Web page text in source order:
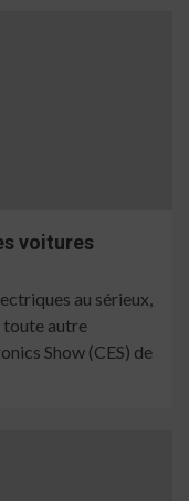
voitures
au sérieux,
toute autre
Show (CES) de